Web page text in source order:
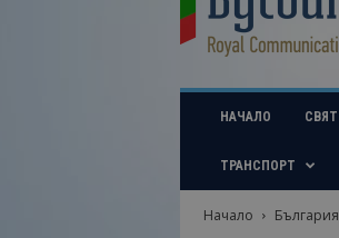
u
i
b
НАЧАЛО СВЯТ
ТРАНСПОРТ
Начало България